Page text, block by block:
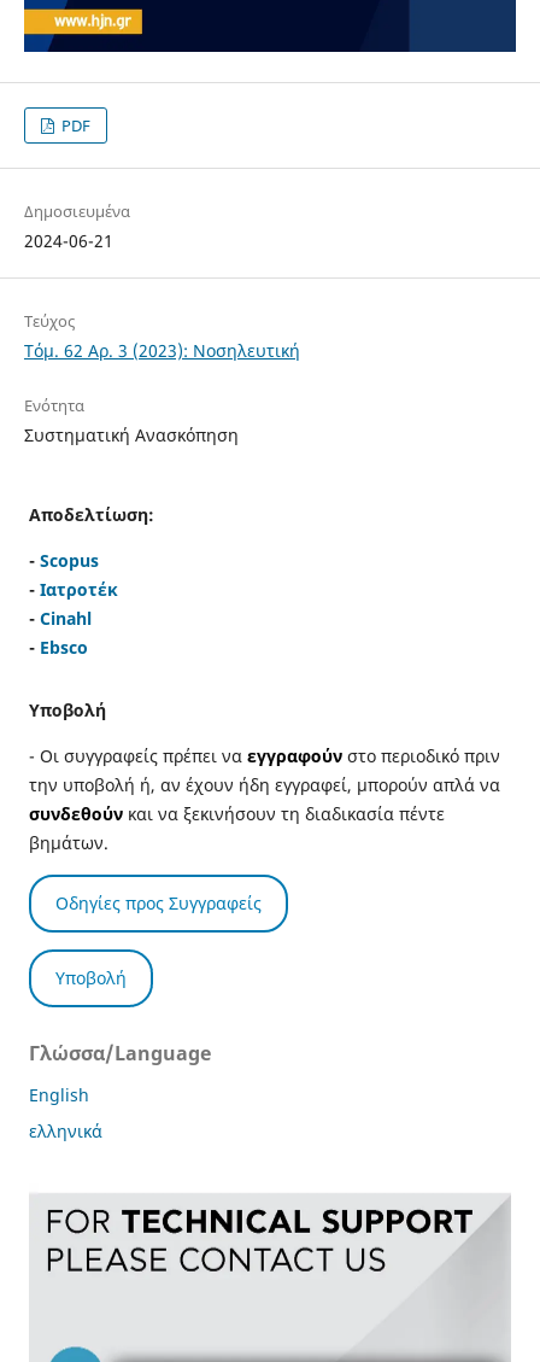
PDF
Δημοσιευμένα
2024-06-21
Τεύχος
Τόμ. 62 Αρ. 3 (2023): Νοσηλευτική
Ενότητα
Συστηματική Ανασκόπηση
Αποδελτίωση:
- Scopus
- Ιατροτέκ
- Cinahl
- Ebsco
Υποβολή
- Οι συγγραφείς πρέπει να εγγραφούν στο περιοδικό πριν
την υποβολή ή, αν έχουν ήδη εγγραφεί, μπορούν απλά να
συνδεθούνκαι να ξεκινήσουν τη διαδικασία πέντε
βημάτων.
Οδηγίες προς Συγγραφείς
Υποβολή
Γλώσσα/Language
English
ελληνικά